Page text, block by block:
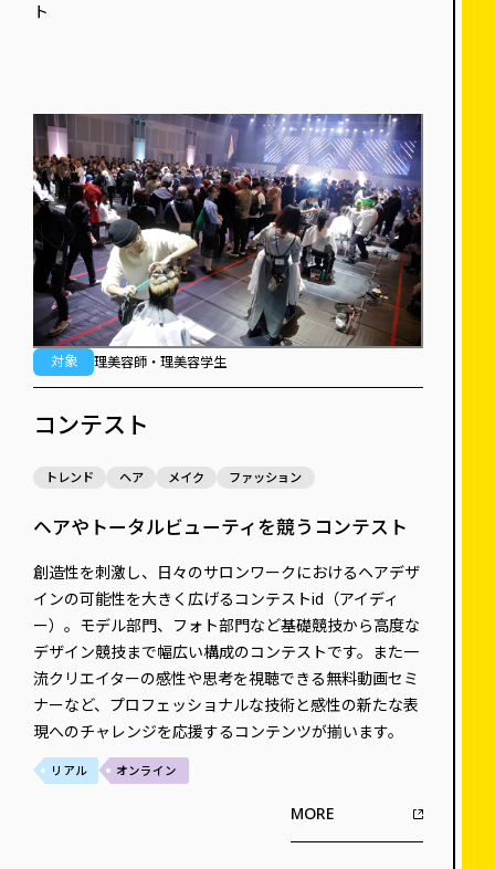
ト
対象 理美容師・理美容学生
コンテスト
トレンド ヘア メイク ファッション
ヘアやトータルビューティを競うコンテスト
創造性を刺激し、日々のサロンワークにおけるヘアデザ
インの可能性を大きく広げるコンテストid（アイディ
ー）。モデル部門、フォト部門など基礎競技から高度な
デザイン競技まで幅広い構成のコンテストです。また一
流クリエイターの感性や思考を視聴できる無料動画セミ
ナーなど、プロフェッショナルな技術と感性の新たな表
現へのチャレンジを応援するコンテンツが揃います。
リアル オンライン
MORE